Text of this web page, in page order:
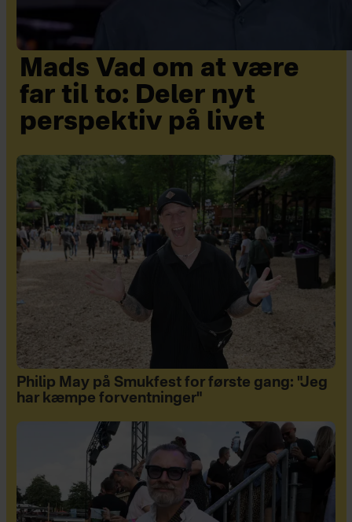
Mads Vad om at være
far til to: Deler nyt
perspektiv på livet
Philip May på Smukfest for første gang: "Jeg
har kæmpe forventninger"